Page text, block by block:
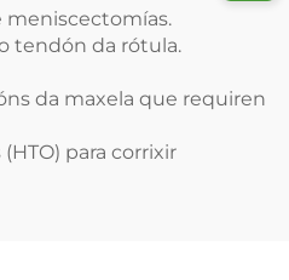
meniscectomías.
tendón da rótula.
da maxela que requiren
para corrixir